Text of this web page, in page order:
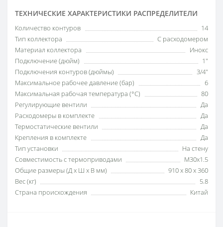
ТЕХНИЧЕСКИЕ ХАРАКТЕРИСТИКИ РАСПРЕДЕЛИТЕЛИ
Количество контуров
14
Тип коллектора
С расходомером
Материал коллектора
Инокс
Подключение (дюйм)
1"
Подключения контуров (дюймы)
3/4"
Максимальное рабочее давление (бар)
6
Максимальная рабочая температура (°C)
80
Регулирующие вентили
Да
Расходомеры в комплекте
Да
Термостатические вентили
Да
Крепления в комплекте
Да
Тип установки
На стену
Совместимость с термоприводами
M30x1.5
Общие размеры (Д x Ш x В мм)
910 x 80 x 360
Вес (кг)
5.8
Страна происхождения
Китай